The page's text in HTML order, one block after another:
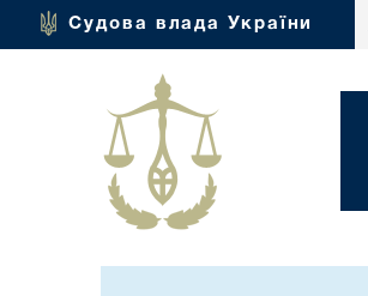
Судова влада України